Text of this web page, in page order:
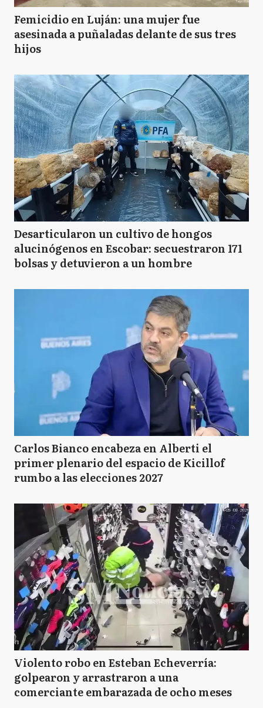
Femicidio en Luján: una mujer fue
asesinada a puñaladas delante de sus tres
hijos
Desarticularon un cultivo de hongos
alucinógenos en Escobar: secuestraron 171
bolsas y detuvieron a un hombre
Carlos Bianco encabeza en Alberti el
primer plenario del espacio de Kicillof
rumbo a las elecciones 2027
Violento robo en Esteban Echeverría:
golpearon y arrastraron a una
comerciante embarazada de ocho meses